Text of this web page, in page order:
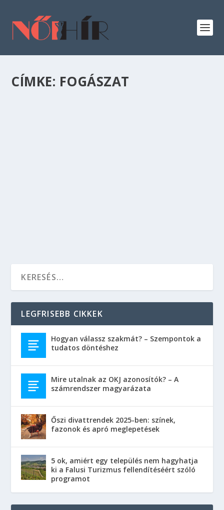
CÍMKE: FOGÁSZAT
LEGFRISEBB CIKKEK
Hogyan válassz szakmát? – Szempontok a
tudatos döntéshez
Mire utalnak az OKJ azonosítók? – A
számrendszer magyarázata
Őszi divattrendek 2025-ben: színek,
fazonok és apró meglepetések
5 ok, amiért egy település nem hagyhatja
ki a Falusi Turizmus fellendítéséért szóló
programot